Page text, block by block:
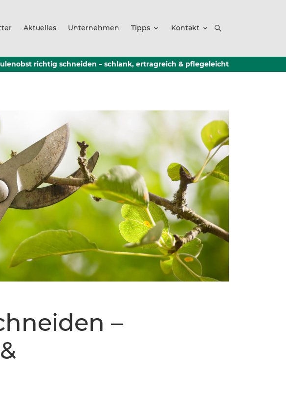
Aktuelles Unternehmen Tipps Kontakt
richtig schneiden – schlank, ertragreich & pflegeleicht
–